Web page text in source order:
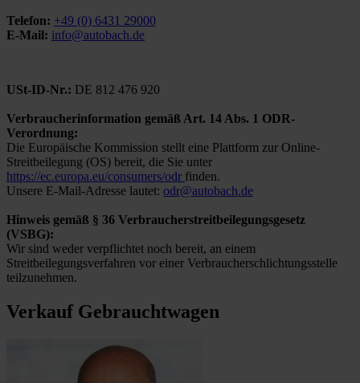
Telefon: +49 (0) 6431 29000
E-Mail: info@autobach.de
USt-ID-Nr.: DE 812 476 920
Verbraucherinformation gemäß Art. 14 Abs. 1 ODR-
Verordnung:
Die Europäische Kommission stellt eine Plattform zur Online-
Streitbeilegung (OS) bereit, die Sie unter
https://ec.europa.eu/consumers/odr finden.
Unsere E-Mail-Adresse lautet: odr@autobach.de
Hinweis gemäß § 36 Verbraucherstreitbeilegungsgesetz
(VSBG):
Wir sind weder verpflichtet noch bereit, an einem
Streitbeilegungsverfahren vor einer Verbraucherschlichtungsstelle
teilzunehmen.
Verkauf Gebrauchtwagen